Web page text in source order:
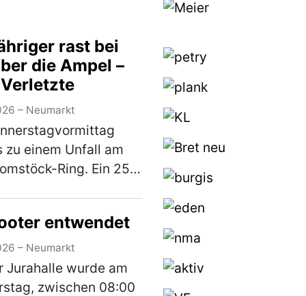
rast bei
die Ampel –
– Neumarkt
zu einem Unfall am
Ring. Ein 25-
als er an der
mit der
St-Florian-Straß…
entwendet
– Neumarkt
Jurahalle wurde am
zwischen 08:00